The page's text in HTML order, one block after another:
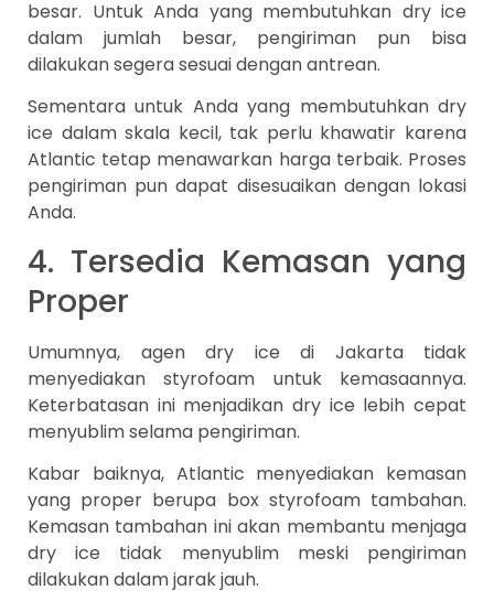
besar. Untuk Anda yang membutuhkan dry ice
dalam jumlah besar, pengiriman pun bisa
dilakukan segera sesuai dengan antrean.
Sementara untuk Anda yang membutuhkan dry
ice dalam skala kecil, tak perlu khawatir karena
Atlantic tetap menawarkan harga terbaik. Proses
pengiriman pun dapat disesuaikan dengan lokasi
Anda.
4. Tersedia Kemasan yang
Proper
Umumnya, agen dry ice di Jakarta tidak
menyediakan styrofoam untuk kemasaannya.
Keterbatasan ini menjadikan dry ice lebih cepat
menyublim selama pengiriman.
Kabar baiknya, Atlantic menyediakan kemasan
yang proper berupa box styrofoam tambahan.
Kemasan tambahan ini akan membantu menjaga
dry ice tidak menyublim meski pengiriman
dilakukan dalam jarak jauh.